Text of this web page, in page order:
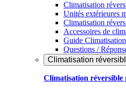
Climatisation
Unités extérieures
Climatisation
Accessoires de
Guide Climatisation
Questions /
Climatisation
Climatisation réversible